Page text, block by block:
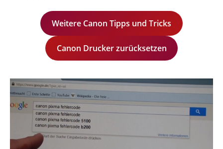
Weitere Canon Tipps und Tricks
Canon Drucker zurücksetzen